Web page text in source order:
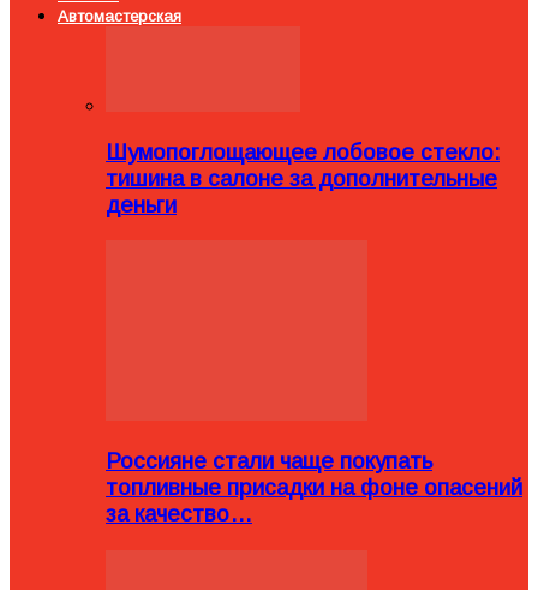
Автомастерская
Шумопоглощающее лобовое стекло:
тишина в салоне за дополнительные
деньги
Россияне стали чаще покупать
топливные присадки на фоне опасений
за качество…